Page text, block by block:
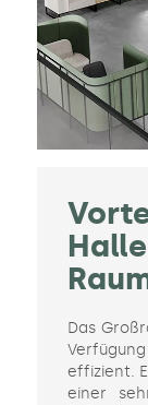
Das
effizient.
einer